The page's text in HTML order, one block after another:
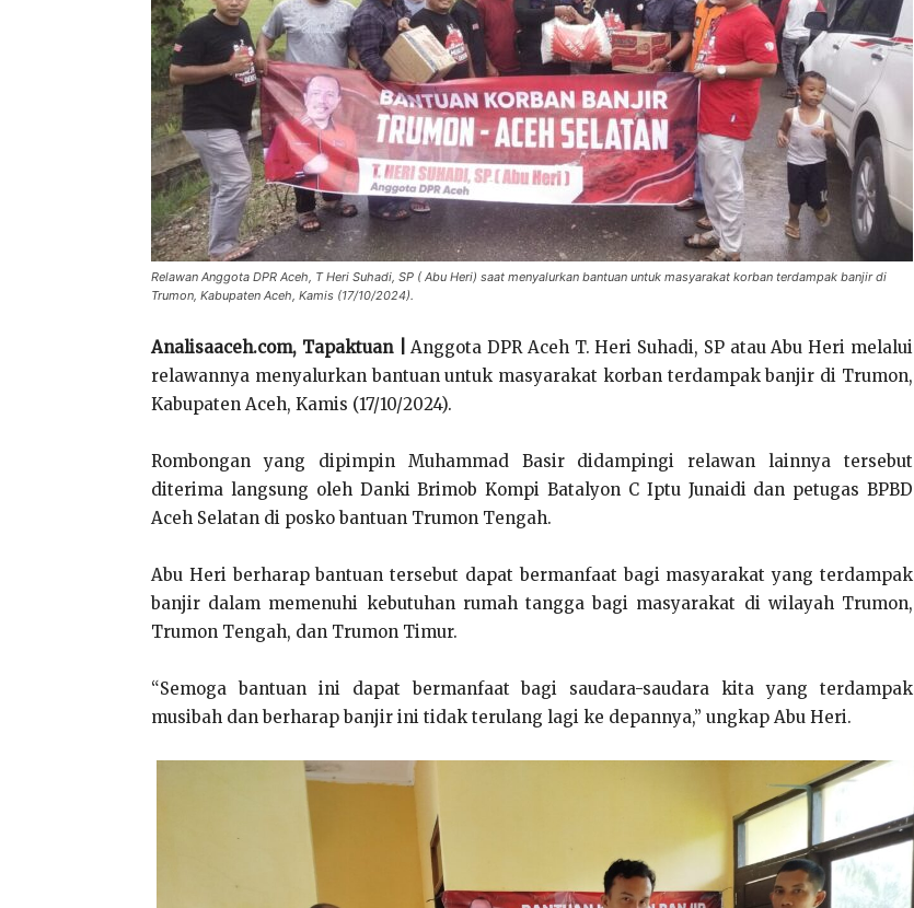
Relawan Anggota DPR Aceh, T Heri Suhadi, SP ( Abu Heri) saat menyalurkan bantuan untuk masyarakat korban terdampak banjir di
Trumon, Kabupaten Aceh, Kamis (17/10/2024).
Analisaaceh.com, Tapaktuan |Anggota DPR Aceh T. Heri Suhadi, SP atau Abu Heri melalui
relawannya menyalurkan bantuan untuk masyarakat korban terdampak banjir di Trumon,
Kabupaten Aceh, Kamis (17/10/2024).
Rombongan yang dipimpin Muhammad Basir didampingi relawan lainnya tersebut
diterima langsung oleh Danki Brimob Kompi Batalyon C Iptu Junaidi dan petugas BPBD
Aceh Selatan di posko bantuan Trumon Tengah.
Abu Heri berharap bantuan tersebut dapat bermanfaat bagi masyarakat yang terdampak
banjir dalam memenuhi kebutuhan rumah tangga bagi masyarakat di wilayah Trumon,
Trumon Tengah, dan Trumon Timur.
“Semoga bantuan ini dapat bermanfaat bagi saudara-saudara kita yang terdampak
musibah dan berharap banjir ini tidak terulang lagi ke depannya,” ungkap Abu Heri.